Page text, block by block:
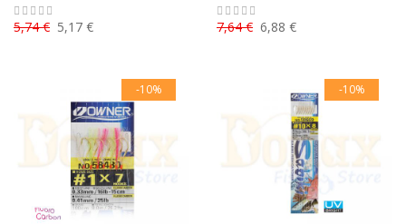
5,17 €
5,74 € 6,88 €
7,64 €
-10% -10%